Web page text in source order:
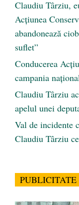
Claudiu Târziu,
Acțiunea
abandonează
suflet”
Conducerea
campania
Claudiu Târziu
apelul unei
Val de incidente
Claudiu Târziu
PUBLICITATE